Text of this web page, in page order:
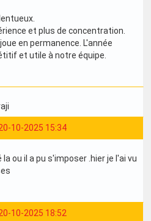
et plus de concentration.
en permanence. L'année
et utile à notre équipe.
10-2025 15:34
ou il a pu s'imposer .hier je l'ai vu
10-2025 18:52